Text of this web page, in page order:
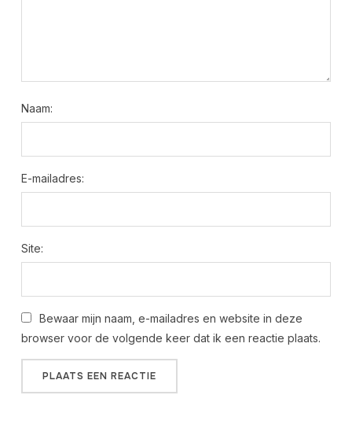
Naam:
E-mailadres:
Site:
Bewaar mijn naam, e-mailadres en website in deze
browser voor de volgende keer dat ik een reactie plaats.